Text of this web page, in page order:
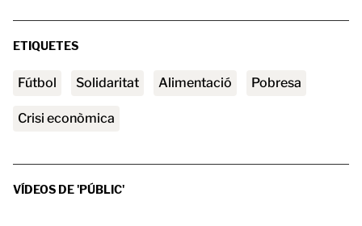
ETIQUETES
Fútbol solidaritat Alimentació pobresa
crisi econòmica
VÍDEOS DE 'PÚBLIC'